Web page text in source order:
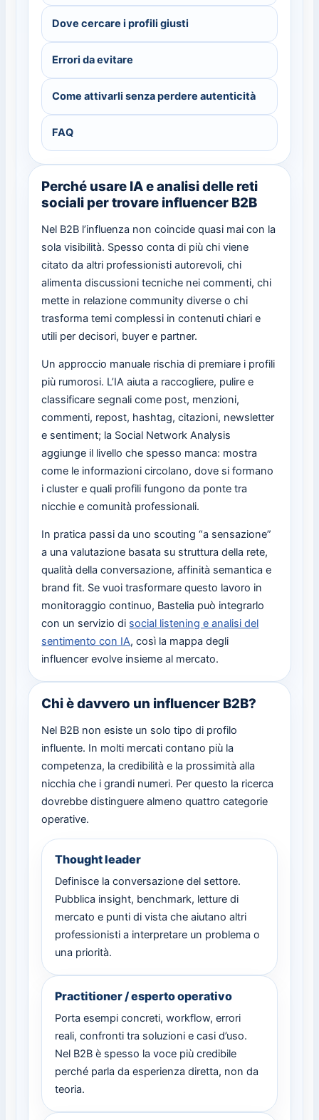
Dove cercare i profili giusti
Errori da evitare
Come attivarli senza perdere autenticità
FAQ
Perché usare IA e analisi delle reti
sociali per trovare influencer B2B
Nel B2B l’influenza non coincide quasi mai con la
sola visibilità. Spesso conta di più chi viene
citato da altri professionisti autorevoli, chi
alimenta discussioni tecniche nei commenti, chi
mette in relazione community diverse o chi
trasforma temi complessi in contenuti chiari e
utili per decisori, buyer e partner.
Un approccio manuale rischia di premiare i profili
più rumorosi. L’IA aiuta a raccogliere, pulire e
classificare segnali come post, menzioni,
commenti, repost, hashtag, citazioni, newsletter
e sentiment; la Social Network Analysis
aggiunge il livello che spesso manca: mostra
come le informazioni circolano, dove si formano
i cluster e quali profili fungono da ponte tra
nicchie e comunità professionali.
In pratica passi da uno scouting “a sensazione”
a una valutazione basata su struttura della rete,
qualità della conversazione, affinità semantica e
brand fit. Se vuoi trasformare questo lavoro in
monitoraggio continuo, Bastelia può integrarlo
con un servizio di social listening e analisi del
sentimento con IA, così la mappa degli
influencer evolve insieme al mercato.
Chi è davvero un influencer B2B?
Nel B2B non esiste un solo tipo di profilo
influente. In molti mercati contano più la
competenza, la credibilità e la prossimità alla
nicchia che i grandi numeri. Per questo la ricerca
dovrebbe distinguere almeno quattro categorie
operative.
Thought leader
Definisce la conversazione del settore.
Pubblica insight, benchmark, letture di
mercato e punti di vista che aiutano altri
professionisti a interpretare un problema o
una priorità.
Practitioner / esperto operativo
Porta esempi concreti, workflow, errori
reali, confronti tra soluzioni e casi d’uso.
Nel B2B è spesso la voce più credibile
perché parla da esperienza diretta, non da
teoria.